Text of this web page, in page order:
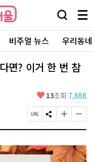
검
창
열
기
메
뉴
전
체
보
비주얼 뉴스 우리동
면? 이거 한 번 참
좋
요
13조회 7,888
페
이
U
R
S
N
공
유
글
자
기
크
글
자
기
작